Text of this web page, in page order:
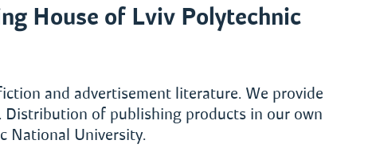
House of Lviv Polytechnic
and advertisement literature. We provide
of publishing products in our own
National University.